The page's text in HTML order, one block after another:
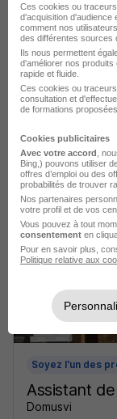
Soyez l'un des
Prof à
H/F
Complétude
Orléans - 45
Voir l’offre
Soyez l'un des
Assistant
Domusvi
Ces cookies ou
d'acquisition d'audience
comment nos
des différentes sources
Ils nous permettent
d'améliorer nos
rapide et fluide.
Ces cookies ou
consultation et
de formations proposées.
Cookies publicitaires
Avec votre accord ,
Bing,) pouvons utiliser
offres d’emploi ou des
probabilités de trouver
Nos partenaires
votre profil et de vos
Vous pouvez à tout
consentement en
Pour en savoir plus,
Politique relative aux